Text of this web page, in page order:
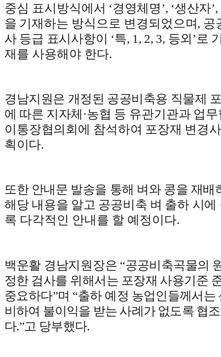
중심 표시방식에서 ‘경영체명’, ‘생산자’,
을 기재하는 방식으로 변경되었으며, 공
사 등급 표시사항이 ‘특, 1, 2, 3, 등외 ’ 로
재를 사용해야 한다.
경남지원은 개정된 공공비축용 직물제
에 따른 지자체 ·농협 등 유관기관과 업
이통장협의회에 참석하여 포장재 변경
획이다.
또한 안내문 발송을 통해 벼와 콩을재배
해당 내용을 알고 공공비축 벼 출하 시에
록 다각적인 안내를 할 예정이다.
백운활 경남지원장은 “공공비축곡물의
정한 검사를 위해서는 포장재 사용기준
중요하다”며 “출하 예정 농업인들께서는
비하여 불이익을 받는 사례가 없도록 협
다.”고 당부했다.